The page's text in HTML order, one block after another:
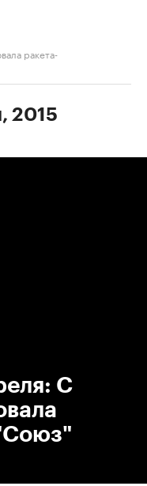
ракета-
2015
С